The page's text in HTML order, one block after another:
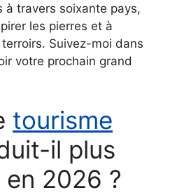
à travers soixante pays,
les pierres et à
Suivez-moi dans
votre prochain grand
tourisme
il plus
2026 ?